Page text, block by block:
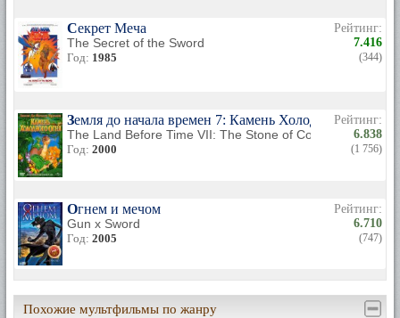
Секрет Меча
The Secret of the Sword
Год: 1985
Рейтинг:
7.416
(344)
Земля до начала времен 7: Камень Холодного Огня
The Land Before Time VII: The Stone of Cold Fire
Год: 2000
Рейтинг:
6.838
(1 756)
Огнем и мечом
Gun x Sword
Год: 2005
Рейтинг:
6.710
(747)
Похожие мультфильмы по жанру